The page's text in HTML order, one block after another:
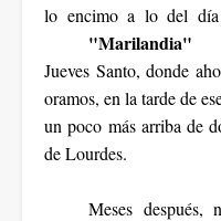
lo encimo a lo del día
"Marilandia"
Jueves Santo, donde
oramos, en la tarde de
un poco más arriba de
de Lourdes.
Meses después,